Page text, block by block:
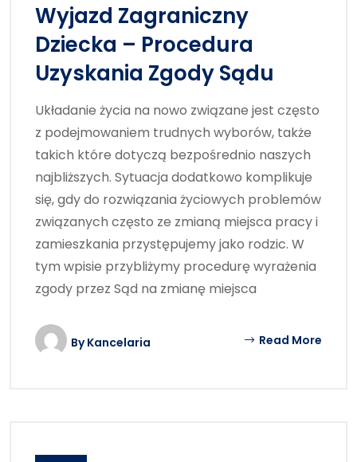
Wyjazd Zagraniczny
Dziecka – Procedura
Uzyskania Zgody Sądu
Układanie życia na nowo związane jest często
z podejmowaniem trudnych wyborów, także
takich które dotyczą bezpośrednio naszych
najbliższych. Sytuacja dodatkowo komplikuje
się, gdy do rozwiązania życiowych problemów
związanych często ze zmianą miejsca pracy i
zamieszkania przystępujemy jako rodzic. W
tym wpisie przybliżymy procedurę wyrażenia
zgody przez Sąd na zmianę miejsca
ByKancelaria Read More